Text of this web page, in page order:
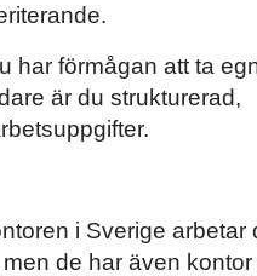
har förmågan att ta
är du strukturerad,
i Sverige arbetar
de har även kontor